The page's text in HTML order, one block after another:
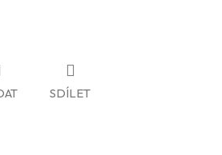
SDÍLET